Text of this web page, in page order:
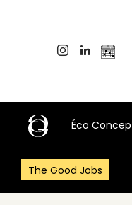
Éco
The Good Jobs